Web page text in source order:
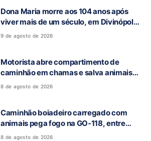
Dona Maria morre aos 104 anos após
viver mais de um século, em Divinópolis
de Goiás
9 de agosto de 2026
Motorista abre compartimento de
caminhão em chamas e salva animais
na GO-118, entre Campos Belos e Monte
8 de agosto de 2026
Caminhão boiadeiro carregado com
animais pega fogo na GO-118, entre
Campos Belos e Monte Alegre de Goiás
8 de agosto de 2026